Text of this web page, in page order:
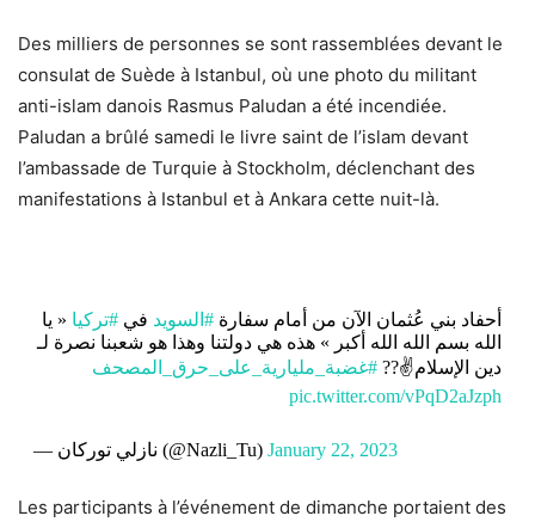
Des milliers de personnes se sont rassemblées devant le
consulat de Suède à Istanbul, où une photo du militant
anti-islam danois Rasmus Paludan a été incendiée.
Paludan a brûlé samedi le livre saint de l’islam devant
l’ambassade de Turquie à Stockholm, déclenchant des
manifestations à Istanbul et à Ankara cette nuit-là.
أحفاد بني عُثمان الآن من أمام سفارة #السويد في #تركيا « يا
الله بسم الله الله أكبر » هذه هي دولتنا وهذا هو شعبنا نصرة لـ
دين الإسلام✌️?? #غضبة_مليارية_على_حرق_المصحف
pic.twitter.com/vPqD2aJzph
— نازلي توركان (@Nazli_Tu) January 22, 2023
Les participants à l’événement de dimanche portaient des